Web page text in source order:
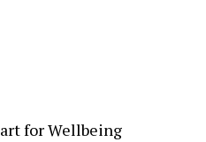
for Wellbeing